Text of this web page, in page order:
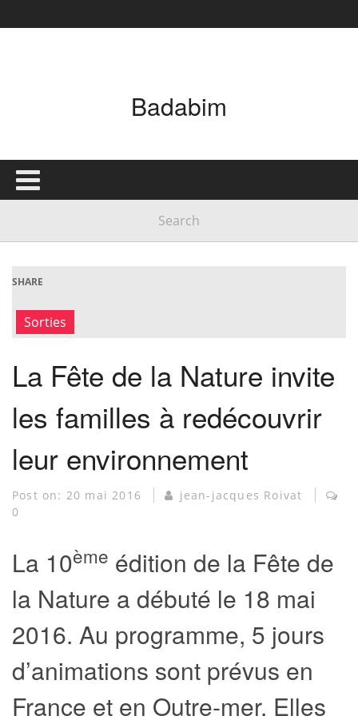
Badabim
SHARE
Sorties
La Fête de la Nature invite
les familles à redécouvrir
leur environnement
Post on: 20 mai 2016
jean-jacques Roivat
0
La 10ème édition de la Fête de
la Nature a débuté le 18 mai
2016. Au programme, 5 jours
d’animations sont prévus en
France et en Outre-mer. Elles